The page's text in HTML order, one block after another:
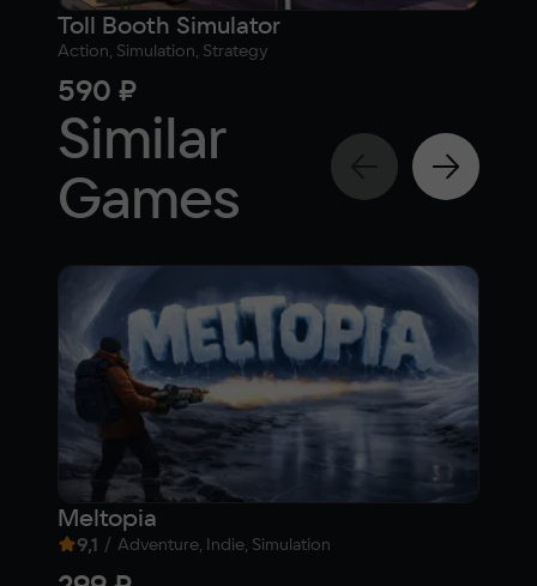
Toll Booth Simulator
Action, Simulation, Strategy
590 ₽
Similar
Games
Meltopia
9,1 / Adventure, Indie, Simulation